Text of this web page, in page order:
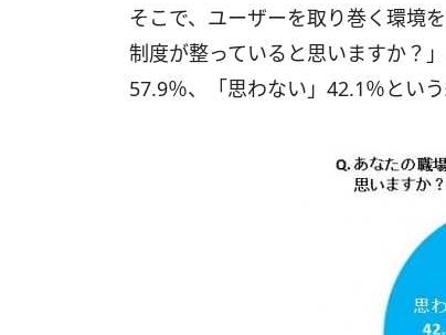
そこで、ユーザーを取り巻く環境
制度が整っていると思いますか？
57.9％、「思わない」42.1％という